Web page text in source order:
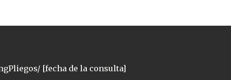
[fecha de la consulta]